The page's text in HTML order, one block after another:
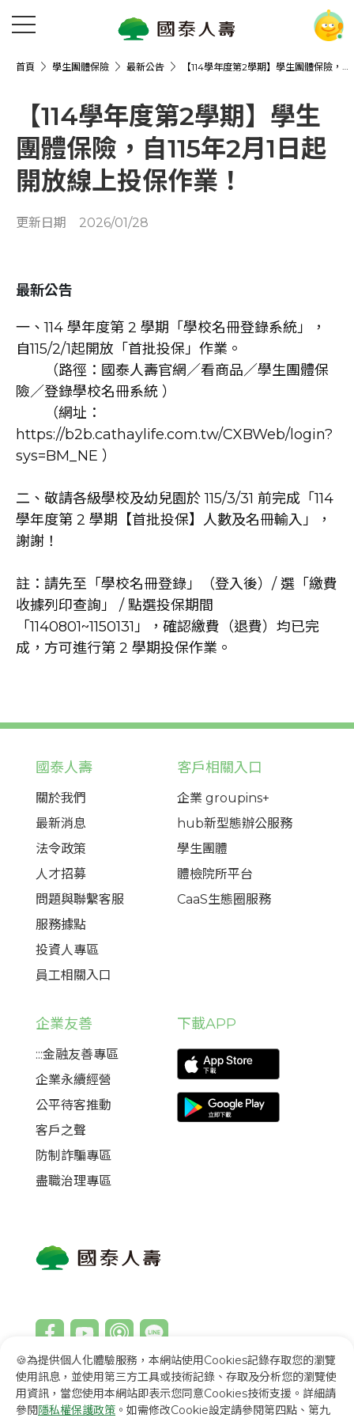
🍪為提供個人化體驗服務，本網站使用Cookies記錄存取您的瀏覽
使用訊息，並使用第三方工具或技術記錄、存取及分析您的瀏覽使
用資訊，當您使用本網站即表示您同意Cookies技術支援。詳細請
參閱隱私權保護政策 。如需修改Cookie設定請參閱第四點、第九
首頁 學生團體保險 最新公告 【114學年度第2學期】學生團體保險，自115年2月1日起開放線上投保作業！
【114學年度第2學期】學生
團體保險，自115年2月1日起
開放線上投保作業！
更新日期 2026/01/28
最新公告
一、114 學年度第 2 學期「學校名冊登錄系統」，
自115/2/1起開放「首批投保」作業。
（路徑：國泰人壽官網／看商品／學生團體保
險／登錄學校名冊系統 ）
（網址：
https://b2b.cathaylife.com.tw/CXBWeb/login?
sys=BM_NE ）
二、敬請各級學校及幼兒園於 115/3/31 前完成「114
學年度第 2 學期【首批投保】人數及名冊輸入」，
謝謝！
註：請先至「學校名冊登錄」（登入後）/ 選「繳費
收據列印查詢」 / 點選投保期間
「1140801~1150131」，確認繳費（退費）均已完
成，方可進行第 2 學期投保作業。
國泰人壽
關於我們
最新消息
法令政策
人才招募
問題與聯繫客服
服務據點
投資人專區
員工相關入口
客戶相關入口
企業 groupins+
hub新型態辦公服務
學生團體
體檢院所平台
CaaS生態圈服務
企業友善
:::金融友善專區
企業永續經營
公平待客推動
客戶之聲
防制詐騙專區
盡職治理專區
下載APP
回首頁 English Việt Nam